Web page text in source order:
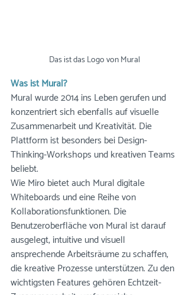
Das ist das Logo von Mural
Was ist Mural?
Mural wurde 2014 ins Leben gerufen und
konzentriert sich ebenfalls auf visuelle
Zusammenarbeit und Kreativität. Die
Plattform ist besonders bei Design-
Thinking-Workshops und kreativen Teams
beliebt.
Wie Miro bietet auch Mural digitale
Whiteboards und eine Reihe von
Kollaborationsfunktionen. Die
Benutzeroberfläche von Mural ist darauf
ausgelegt, intuitive und visuell
ansprechende Arbeitsräume zu schaffen,
die kreative Prozesse unterstützen. Zu den
wichtigsten Features gehören Echtzeit-